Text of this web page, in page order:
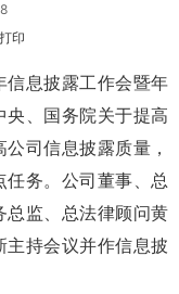
打印
息披露工作会暨年
央、国务院关于提高
司信息披露质量，
务。公司董事、总
总监、总法律顾问黄
主持会议并作信息披